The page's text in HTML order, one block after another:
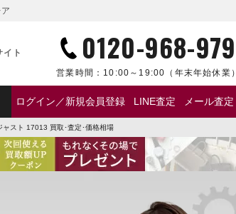
イト 0120-968-979
営業時間： 10:00～19:00 （年末年始休業）
ログイン／新規会員登録 LINE査定 メール査定
ャスト 17013 買取･査定･価格相場